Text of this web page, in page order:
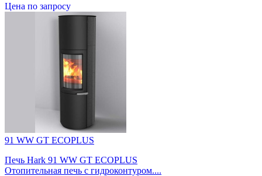
Цена по запросу
91 WW GT ECOPLUS
Печь Hark 91 WW GT ECOPLUS
Отопительная печь с гидроконтуром....